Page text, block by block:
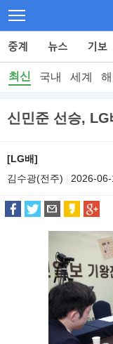
최신 국내 세계 해
신민준 선승,
[LG배]
김수광(전주)
2026-